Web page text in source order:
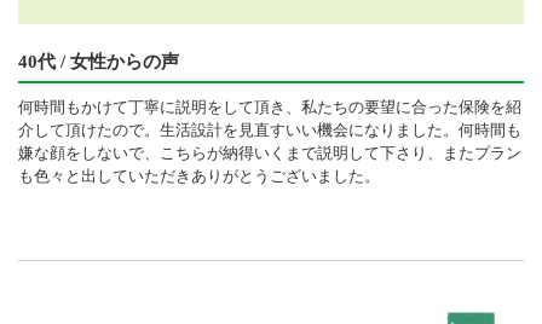
40代 / 女性からの声
何時間もかけて丁寧に説明をして頂き、私たちの要望に合った保険を紹
介して頂けたので。生活設計を見直すいい機会になりました。何時間も
嫌な顔をしないで、こちらが納得いくまで説明して下さり、またプラン
も色々と出していただきありがとうございました。